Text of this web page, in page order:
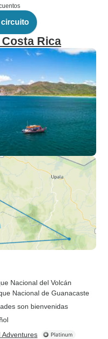
circuito
Rica
Nacional del Volcán
Nacional de Guanacaste
son bienvenidas
Adventures